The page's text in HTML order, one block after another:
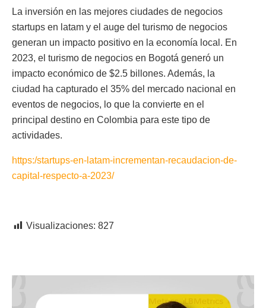
La inversión en las mejores ciudades de negocios
startups en latam y el auge del turismo de negocios
generan un impacto positivo en la economía local. En
2023, el turismo de negocios en Bogotá generó un
impacto económico de $2.5 billones. Además, la
ciudad ha capturado el 35% del mercado nacional en
eventos de negocios, lo que la convierte en el
principal destino en Colombia para este tipo de
actividades.
https:/startups-en-latam-incrementan-recaudacion-de-
capital-respecto-a-2023/
Visualizaciones: 827